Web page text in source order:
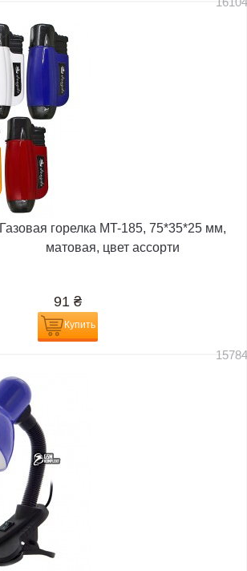
Газовая горелка MT-185, 75*35*25 мм,
матовая, цвет ассорти
91 ₴
Купить